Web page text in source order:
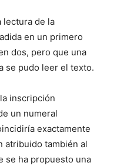
lectura de la
en un primero
dos, pero que una
se pudo leer el texto.
inscripción
un numeral
exactamente
atribuido también al
se ha propuesto una